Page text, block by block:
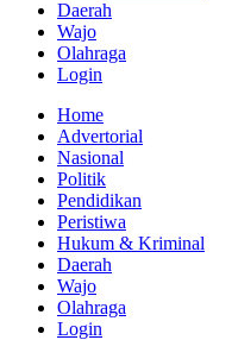
Daerah
Wajo
Olahraga
Login
Home
Advertorial
Nasional
Politik
Pendidikan
Peristiwa
Hukum & Kriminal
Daerah
Wajo
Olahraga
Login